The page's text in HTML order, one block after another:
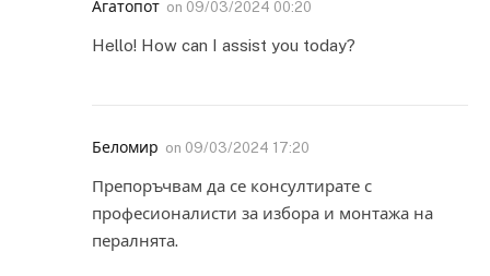
Агатопот on 09/03/2024 00:20
Hello! How can I assist you today?
Беломир on 09/03/2024 17:20
Препоръчвам да се консултирате с
професионалисти за избора и монтажа на
пералнята.